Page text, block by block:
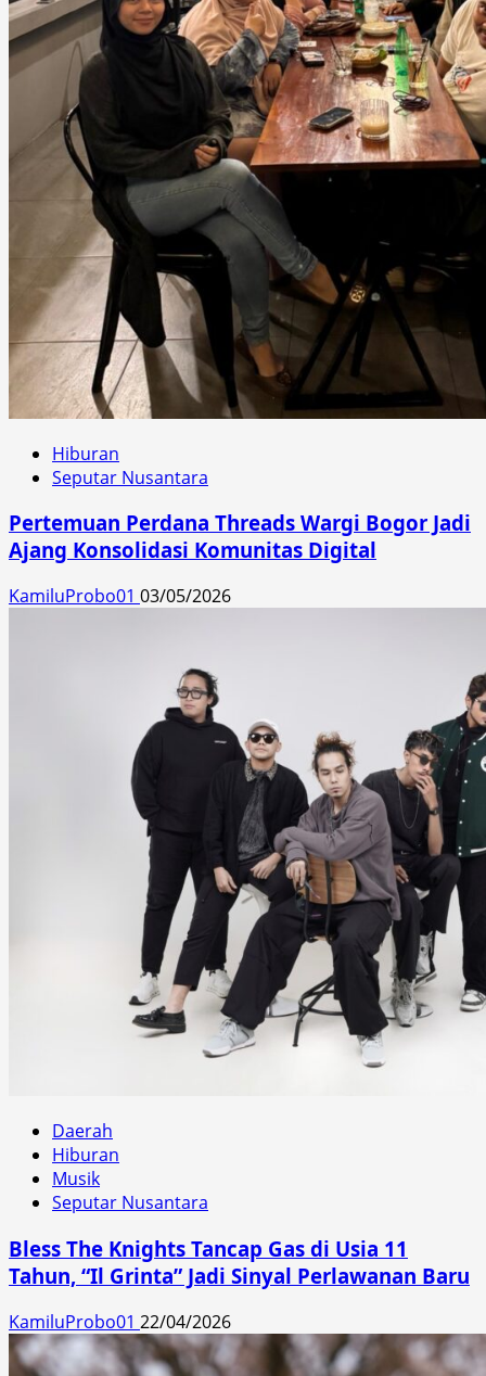
Hiburan
Seputar Nusantara
Pertemuan Perdana Threads Wargi Bogor Jadi
Ajang Konsolidasi Komunitas Digital
KamiluProbo01 03/05/2026
Daerah
Hiburan
Musik
Seputar Nusantara
Bless The Knights Tancap Gas di Usia 11
Tahun, “Il Grinta” Jadi Sinyal Perlawanan Baru
KamiluProbo01 22/04/2026